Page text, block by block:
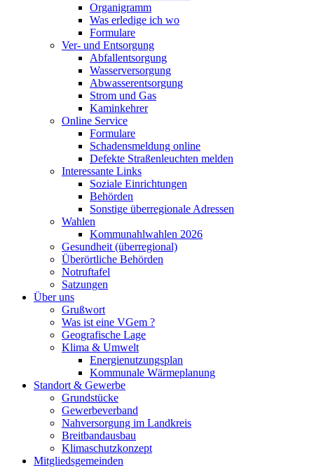
Organigramm
Was erledige ich wo
Formulare
Ver- und Entsorgung
Abfallentsorgung
Wasserversorgung
Abwasserentsorgung
Strom und Gas
Kaminkehrer
Online Service
Formulare
Schadensmeldung online
Defekte Straßenleuchten melden
Interessante Links
Soziale Einrichtungen
Behörden
Sonstige überregionale Adressen
Wahlen
Kommunahlwahlen 2026
Gesundheit (überregional)
Überörtliche Behörden
Notruftafel
Satzungen
Über uns
Grußwort
Was ist eine VGem ?
Geografische Lage
Klima & Umwelt
Energienutzungsplan
Kommunale Wärmeplanung
Standort & Gewerbe
Grundstücke
Gewerbeverband
Nahversorgung im Landkreis
Breitbandausbau
Klimaschutzkonzept
Mitgliedsgemeinden